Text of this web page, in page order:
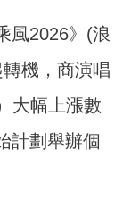
風2026》(浪
轉機，商演唱
大幅上漲數
計劃舉辦個